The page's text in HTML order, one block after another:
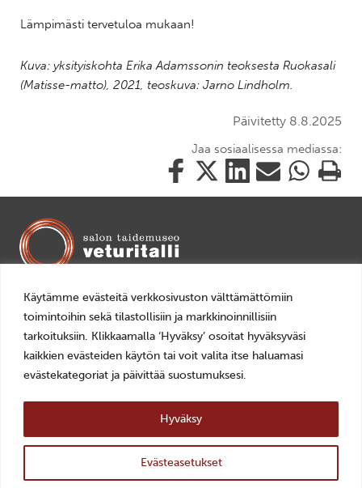
Käytämme evästeitä verkkosivuston välttämättömiin
toimintoihin sekä tilastollisiin ja markkinoinnillisiin
tarkoituksiin. Klikkaamalla ‘Hyväksy’ osoitat hyväksyväsi
kaikkien evästeiden käytön tai voit valita itse haluamasi
evästekategoriat ja päivittää suostumuksesi.
Evästeasetukset
Hyväksy
Lämpimästi tervetuloa mukaan!
Kuva: yksityiskohta Erika Adamssonin teoksesta Ruokasali
(Matisse-matto), 2021, teoskuva: Jarno Lindholm.
Päivitetty 8.8.2025
Jaa sosiaalisessa mediassa:
Jaa
Jaa
Jaa
Jaa
Jaa
Tulosta
ylös
+358 2 7784892
veturitalli(a)salo.fi
AVOINNA
ti–pe 10–18
LIPUT